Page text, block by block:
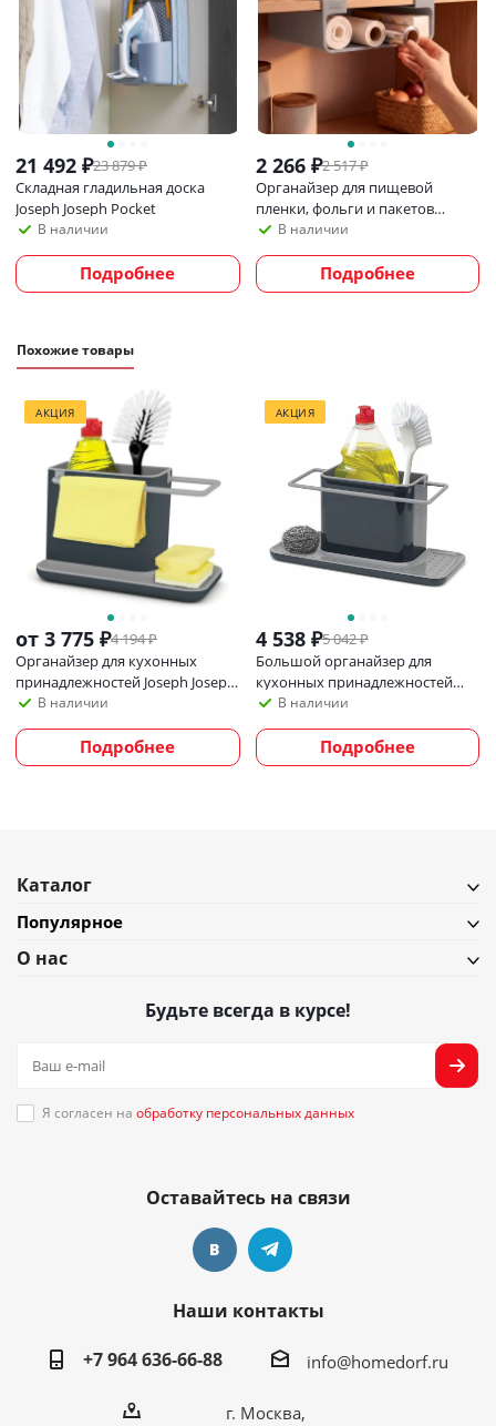
светло-зеленый оттенки.
21 492 ₽23 879₽
Складная гладильная доска
Joseph Joseph Pocket
В наличии
Подробнее
2 266₽2 517₽
Органайзер для пищевой
пленки, фольги и пакетов
Joseph Joseph CupboardStore,
серый
В наличии
Подробнее
Похожие товары
АКЦИЯ
от 3 775 ₽4 194 ₽
Органайзер для кухонных
принадлежностей Joseph Joseph
CaddyВ наличии
Подробнее
АКЦИЯ
4 538₽5 042₽
Большой органайзер для
кухонных принадлежностей
Joseph Joseph
В наличии
Подробнее
Каталог
Популярное
О нас
Будьте всегда в курсе!
Я согласен на обработку персональных данных
Оставайтесь на связи
Наши контакты
+7 964 636-66-88
info@homedorf.ru
г. Москва,